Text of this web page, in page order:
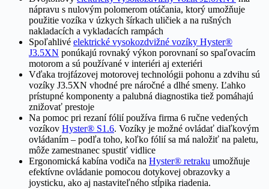
nápravu s nulovým polomerom otáčania, ktorý umožňuje
použitie vozíka v úzkych šírkach uličiek a na rušných
nakladacích a vykladacích rampách
Spoľahlivé elektrické vysokozdvižné vozíky Hyster®
J3.5XN ponúkajú rovnaký výkon porovnaní so spaľovacím
motorom a sú používané v interiéri aj exteriéri
Vďaka trojfázovej motorovej technológii pohonu a zdvihu sú
vozíky J3.5XN vhodné pre náročné a dlhé smeny. Ľahko
prístupné komponenty a palubná diagnostika tiež pomáhajú
znižovať prestoje
Na pomoc pri rezaní fólií používa firma 6 ručne vedených
vozíkov Hyster® S1.6. Vozíky je možné ovládať diaľkovým
ovládaním – podľa toho, koľko fólií sa má naložiť na paletu,
môže zamestnanec spustiť vidlice
Ergonomická kabína vodiča na Hyster® retraku umožňuje
efektívne ovládanie pomocou dotykovej obrazovky a
joysticku, ako aj nastaviteľného stĺpika riadenia.